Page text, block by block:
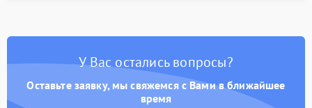
У Вас остались вопросы?
Оставьте заявку, мы свяжемся с Вами в ближайшее
время